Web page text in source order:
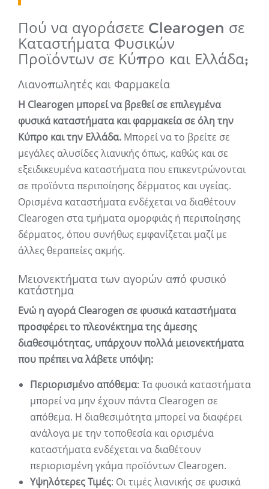
Πού να αγοράσετε Clearogen σε
Καταστήματα Φυσικών
Προϊόντων σε Κύπρο και Ελλάδα;
Λιανοπωλητές και Φαρμακεία
Η Clearogen μπορεί να βρεθεί σε επιλεγμένα
φυσικά καταστήματα και φαρμακεία σε όλη την
Κύπρο και την Ελλάδα. Μπορεί να το βρείτε σε
μεγάλες αλυσίδες λιανικής όπως, καθώς και σε
εξειδικευμένα καταστήματα που επικεντρώνονται
σε προϊόντα περιποίησης δέρματος και υγείας.
Ορισμένα καταστήματα ενδέχεται να διαθέτουν
Clearogen στα τμήματα ομορφιάς ή περιποίησης
δέρματος, όπου συνήθως εμφανίζεται μαζί με
άλλες θεραπείες ακμής.
Μειονεκτήματα των αγορών από φυσικό
κατάστημα
Ενώ η αγορά Clearogen σε φυσικά καταστήματα
προσφέρει το πλεονέκτημα της άμεσης
διαθεσιμότητας, υπάρχουν πολλά μειονεκτήματα
που πρέπει να λάβετε υπόψη:
Περιορισμένο απόθεμα: Τα φυσικά καταστήματα
μπορεί να μην έχουν πάντα Clearogen σε
απόθεμα. Η διαθεσιμότητα μπορεί να διαφέρει
ανάλογα με την τοποθεσία και ορισμένα
καταστήματα ενδέχεται να διαθέτουν
περιορισμένη γκάμα προϊόντων Clearogen.
Υψηλότερες Τιμές: Οι τιμές λιανικής σε φυσικά